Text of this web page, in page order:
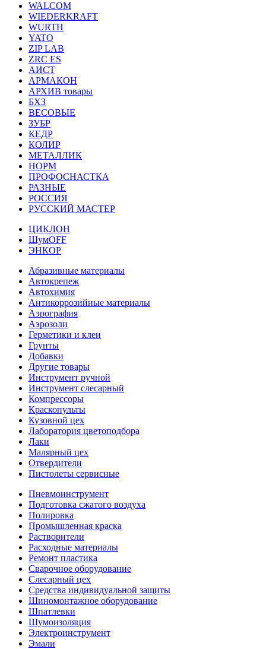
WALCOM
WIEDERKRAFT
WURTH
YATO
ZIP LAB
ZRC ES
АИСТ
АРМАКОН
АРХИВ товары
БХЗ
ВЕСОВЫЕ
ЗУБР
КЕДР
КОЛИР
МЕТАЛЛИК
НОРМ
ПРОФОСНАСТКА
РАЗНЫЕ
РОССИЯ
РУССКИЙ МАСТЕР
ЦИКЛОН
ШумOFF
ЭНКОР
Абразивные материалы
Автокрепеж
Автохимия
Антикоррозийные материалы
Аэрография
Аэрозоли
Герметики и клеи
Грунты
Добавки
Другие товары
Инструмент ручной
Инструмент слесарный
Компрессоры
Краскопульты
Кузовной цех
Лаборатория цветоподбора
Лаки
Малярный цех
Отвердители
Пистолеты сервисные
Пневмоинструмент
Подготовка сжатого воздуха
Полировка
Промышленная краска
Растворители
Расходные материалы
Ремонт пластика
Сварочное оборудование
Слесарный цех
Средства индивидуальной защиты
Шиномонтажное оборудование
Шпатлевки
Шумоизоляция
Электроинструмент
Эмали